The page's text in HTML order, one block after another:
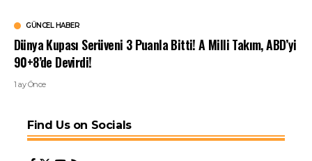
GÜNCEL HABER
Dünya Kupası Serüveni 3 Puanla Bitti! A Milli Takım, ABD’yi
90+8’de Devirdi!
1 ay Önce
Find Us on Socials